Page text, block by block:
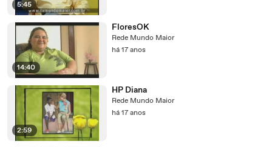
5:45
14:40
FloresOK
Rede Mundo Maior
há 17 anos
2:59
HP Diana
Rede Mundo Maior
há 17 anos